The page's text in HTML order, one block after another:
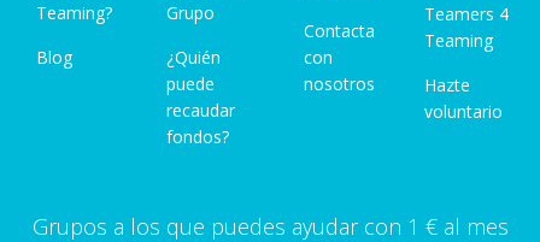
Teaming?
Blog
Grupo
¿Quién
puede
recaudar
fondos?
Contacta
con
nosotros
Teamers 4
Teaming
Hazte
voluntario
Grupos a los que puedes ayudar con 1 € al mes